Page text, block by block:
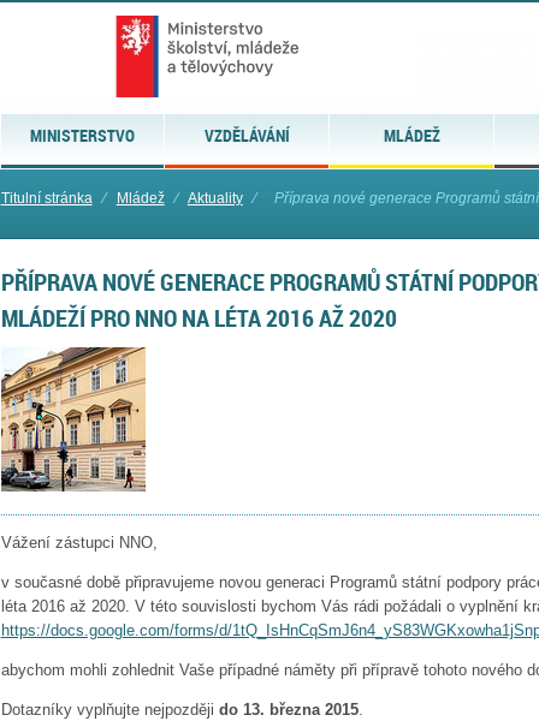
MINISTERSTVO VZDĚLÁVÁNÍ MLÁDEŽ
Titulní stránka ⁄ Mládež ⁄ Aktuality ⁄ Příprava nové generace Programů
PŘÍPRAVA NOVÉ GENERACE PROGRAMŮ STÁTNÍ
MLÁDEŽÍ PRO NNO NA LÉTA 2016 AŽ 2020
Vážení zástupci NNO,
v současné době připravujeme novou generaci Programů státní podpory
léta 2016 až 2020. V této souvislosti bychom Vás rádi požádali o vyplnění
https://docs.google.com/forms/d/
abychom mohli zohlednit Vaše případné náměty při přípravě tohoto nového
Dotazníky vyplňujte nejpozději do 13. března 2015.